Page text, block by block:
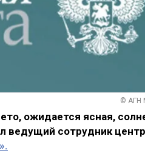
© АГН
ожидается ясная,
ведущий сотрудник